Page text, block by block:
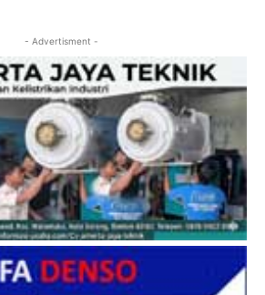
- Advertisment -